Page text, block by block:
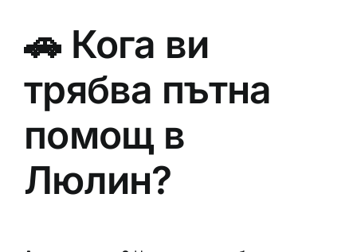
🚗 Кога ви
трябва пътна
помощ в
Люлин?